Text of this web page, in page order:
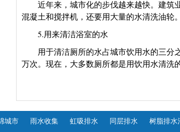
近年来，城市化的步伐越来越快。建筑
混凝土和搅拌机，还要用大量的水清洗油轮。
5.用来清洁浴室的水
用于清洁厕所的水占城市饮用水的三分
万次。现在，大多数厕所都是用饮用水清洗的
城市 雨水收集 虹吸排水 同层排水 树脂排水